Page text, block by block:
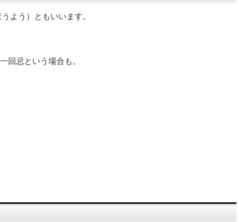
よう）ともいいます。
回忌という場合も。